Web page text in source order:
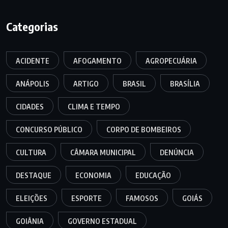
Categorias
ACIDENTE AFOGAMENTO AGROPECUÁRIA
ANÁPOLIS ARTIGO BRASIL BRASÍLIA
CIDADES CLIMA E TEMPO
CONCURSO PÚBLICO CORPO DE BOMBEIROS
CULTURA CÂMARA MUNICIPAL DENÚNCIA
DESTAQUE ECONOMIA EDUCAÇÃO
ELEIÇÕES ESPORTE FAMOSOS GOIÁS
GOIÂNIA GOVERNO ESTADUAL